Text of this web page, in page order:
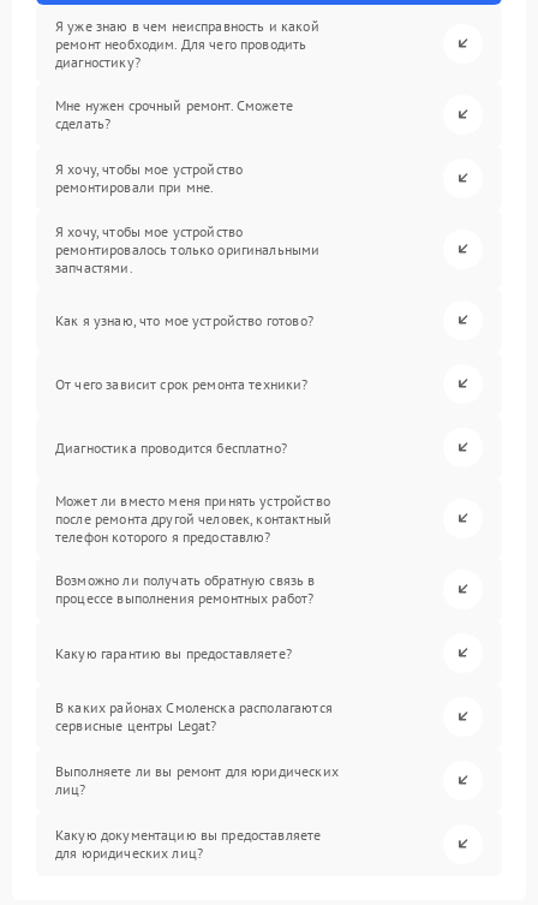
Я уже знаю в чем неисправность и какой
ремонт необходим. Для чего проводить
диагностику?
Мне нужен срочный ремонт. Сможете
сделать?
Я хочу, чтобы мое устройство
ремонтировали при мне.
Я хочу, чтобы мое устройство
ремонтировалось только оригинальными
запчастями.
Как я узнаю, что мое устройство готово?
От чего зависит срок ремонта техники?
Диагностика проводится бесплатно?
Может ли вместо меня принять устройство
после ремонта другой человек, контактный
телефон которого я предоставлю?
Возможно ли получать обратную связь в
процессе выполнения ремонтных работ?
Какую гарантию вы предоставляете?
В каких районах Смоленска располагаются
сервисные центры Legat?
Выполняете ли вы ремонт для юридических
лиц?
Какую документацию вы предоставляете
для юридических лиц?